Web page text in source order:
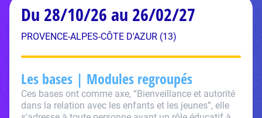
Du 28/10/26 au 26/02/27
PROVENCE-ALPES-CÔTE D'AZUR (13)
Les bases | Modules regroupés
Ces bases ont comme axe, “Bienveillance et autorité
dans la relation avec les enfants et les jeunes”, elle